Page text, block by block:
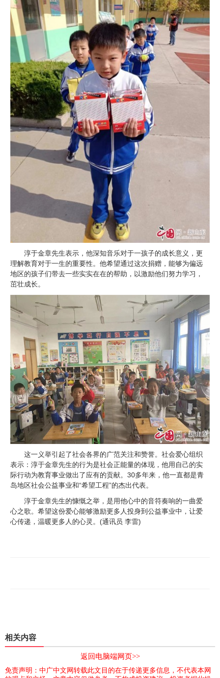
淳于金章先生表示，他深知音乐对于一孩子的成长意义，更
理解教育对于一生的重要性。他希望通过这次捐赠，能够为偏远
地区的孩子们带去一些实实在在的帮助，以激励他们努力学习，
茁壮成长。
这一义举引起了社会各界的广范关注和赞誉。社会爱心组织
表示：淳于金章先生的行为是社会正能量的体现，他用自己的实
际行动为教育事业做出了应有的贡献。30多年来，他一直都是青
岛地区社会公益事业和“希望工程”的杰出代表。
淳于金章先生的慷慨之举，是用他心中的音符奏响的一曲爱
心之歌。希望这份爱心能够激励更多人投身到公益事业中，让爱
心传递，温暖更多人的心灵。(通讯员 李雷)
相关内容
返回电脑端网页>>
免责声明：中广中文网转载此文目的在于传递更多信息，不代表本网